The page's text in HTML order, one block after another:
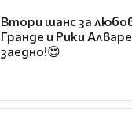
Втори шанс за
Гранде и Рики
заедно!😍